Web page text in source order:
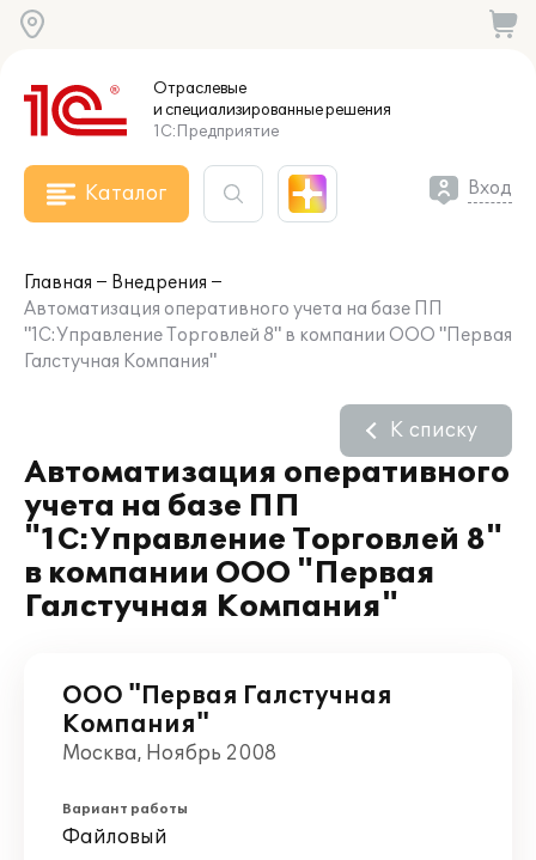
Отраслевые
и специализированныерешения
1С:Предприятие
Каталог Вход
Главная
Внедрения
Автоматизация оперативного учета на базе ПП
"1С:Управление Торговлей 8" в компании ООО "Первая
Галстучная Компания"
Автоматизация оперативного
учета на базе ПП
"1С:Управление Торговлей 8"
в компании ООО "Первая
Галстучная Компания"
К списку
ООО "Первая Галстучная
Компания"
Москва, Ноябрь 2008
Вариант работы
Файловый